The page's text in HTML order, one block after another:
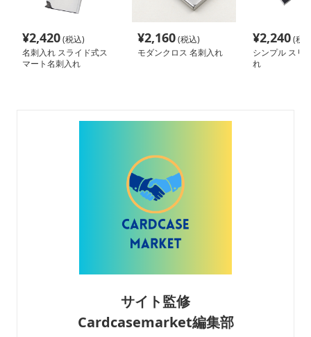
¥2,420(税込)
名刺入れ スライド式ス
マート名刺入れ
¥2,160(税込)
モダンクロス 名刺入れ
¥2,240(税
シンプル スリ
れ
サイト監修
Cardcasemarket編集部